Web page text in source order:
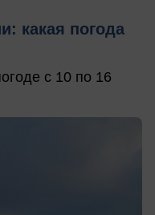
какая погода
с 10 по 16